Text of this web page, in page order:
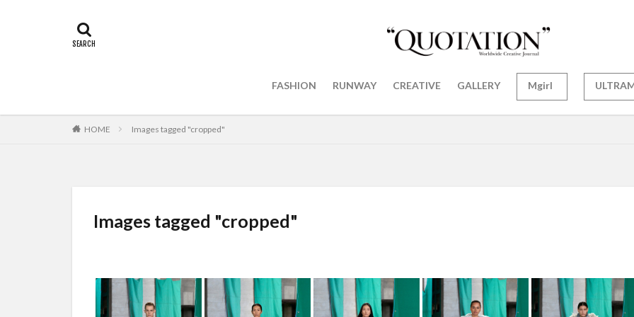
FASHION RUNWAY CREATIVE GALLERY Mgirl
HOME Images tagged "cropped"
Images tagged "cropped"